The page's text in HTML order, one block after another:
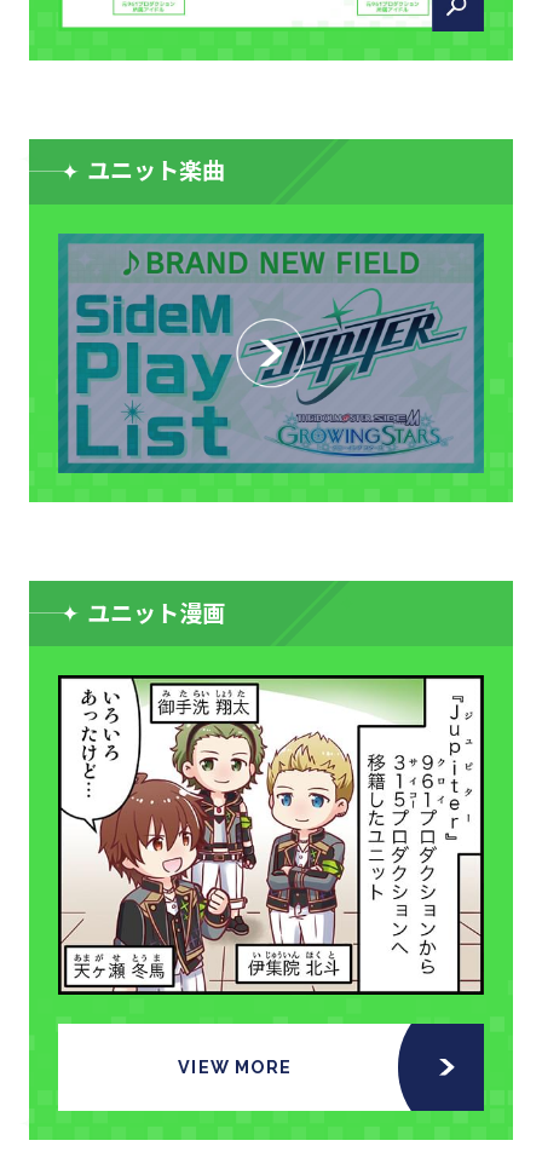
ユニット楽曲
ユニット漫画
VIEW MORE
CLOSE
CLOSE